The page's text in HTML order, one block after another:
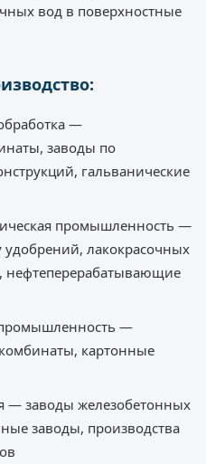
вод в поверхностные
—
заводы по
гальванические
промышленность —
удобрений, лакокрасочных
нефтеперерабатывающие
—
картонные
— заводы железобетонных
заводы, производства